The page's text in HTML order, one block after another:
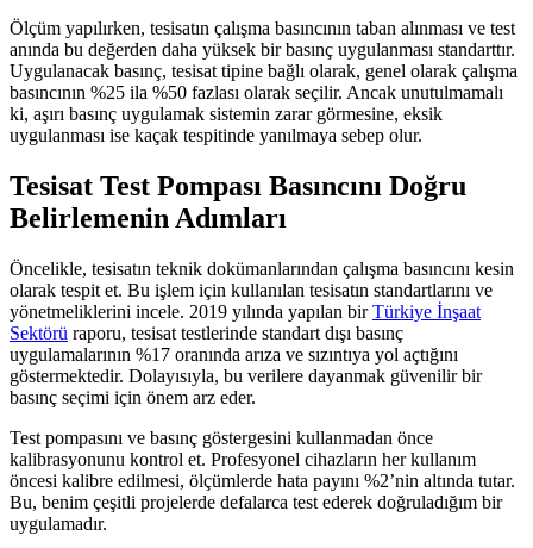
Ölçüm yapılırken, tesisatın çalışma basıncının taban alınması ve test
anında bu değerden daha yüksek bir basınç uygulanması standarttır.
Uygulanacak basınç, tesisat tipine bağlı olarak, genel olarak çalışma
basıncının %25 ila %50 fazlası olarak seçilir. Ancak unutulmamalı
ki, aşırı basınç uygulamak sistemin zarar görmesine, eksik
uygulanması ise kaçak tespitinde yanılmaya sebep olur.
Tesisat Test Pompası Basıncını Doğru
Belirlemenin Adımları
Öncelikle, tesisatın teknik dokümanlarından çalışma basıncını kesin
olarak tespit et. Bu işlem için kullanılan tesisatın standartlarını ve
yönetmeliklerini incele. 2019 yılında yapılan birTürkiye İnşaat
Sektörü raporu, tesisat testlerinde standart dışı basınç
uygulamalarının %17 oranında arıza ve sızıntıya yol açtığını
göstermektedir. Dolayısıyla, bu verilere dayanmak güvenilir bir
basınç seçimi için önem arz eder.
Test pompasını ve basınç göstergesini kullanmadan önce
kalibrasyonunu kontrol et. Profesyonel cihazların her kullanım
öncesi kalibre edilmesi, ölçümlerde hata payını %2’nin altında tutar.
Bu, benim çeşitli projelerde defalarca test ederek doğruladığım bir
uygulamadır.